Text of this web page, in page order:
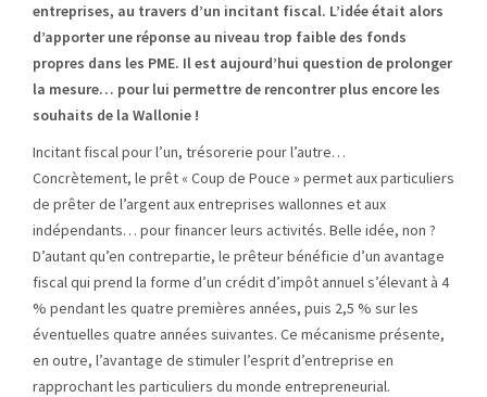
entreprises, au travers d’un incitant fiscal. L’idée était alors
d’apporter une réponse au niveau trop faible des fonds
propres dans les PME. Il est aujourd’hui question de prolonger
la mesure… pour lui permettre de rencontrer plus encore les
souhaits de la Wallonie !
Incitant fiscal pour l’un, trésorerie pour l’autre…
Concrètement, le prêt « Coup de Pouce » permet aux particuliers
de prêter de l’argent aux entreprises wallonnes et aux
indépendants… pour financer leurs activités. Belle idée, non ?
D’autant qu’en contrepartie, le prêteur bénéficie d’un avantage
fiscal qui prend la forme d’un crédit d’impôt annuel s’élevant à 4
% pendant les quatre premières années, puis 2,5 % sur les
éventuelles quatre années suivantes. Ce mécanisme présente,
en outre, l’avantage de stimuler l’esprit d’entreprise en
rapprochant les particuliers du monde entrepreneurial.